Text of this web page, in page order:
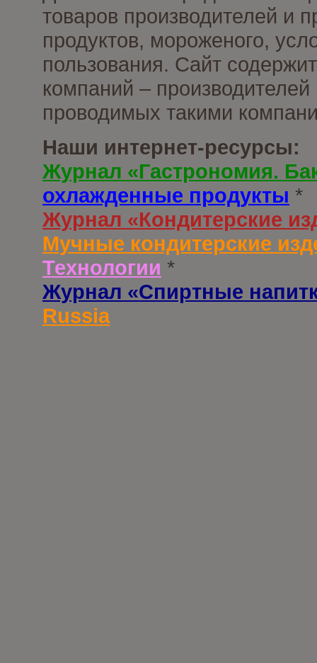
товаров производителей и
продуктов, мороженого,
пользования. Сайт
компаний –
проводимых такими
Наши интернет-ресурсы:
Журнал «Гастрономия.
охлажденные продукты *
Журнал «Кондитерские
Мучные кондитерские
Технологии *
Журнал «Спиртные
Russia